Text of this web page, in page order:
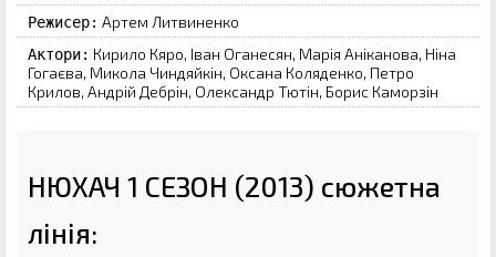
Режисер: Артем Литвиненко
Актори: Кирило Кяро, Іван Оганесян, Марія Аніканова, Ніна
Гогаєва, Микола Чиндяйкін, Оксана Коляденко, Петро
Крилов, Андрій Дебрін, Олександр Тютін, Борис Каморзін
НЮХАЧ 1 СЕЗОН (2013) сюжетна
лінія: